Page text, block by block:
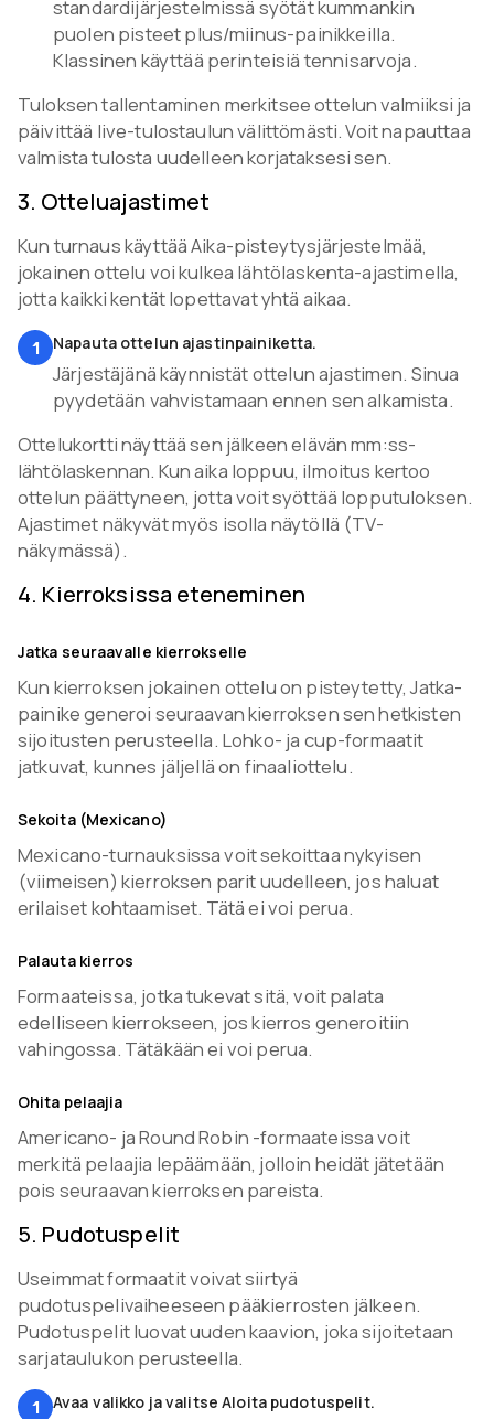
standardijärjestelmissä syötät kummankin
puolen pisteet plus/miinus-painikkeilla.
Klassinen käyttää perinteisiä tennisarvoja.
Tuloksen tallentaminen merkitsee ottelun valmiiksi ja
päivittää live-tulostaulun välittömästi. Voit napauttaa
valmista tulosta uudelleen korjataksesi sen.
3. Otteluajastimet
Kun turnaus käyttää Aika-pisteytysjärjestelmää,
jokainen ottelu voi kulkea lähtölaskenta-ajastimella,
jotta kaikki kentät lopettavat yhtä aikaa.
1 Napauta ottelun ajastinpainiketta.
Järjestäjänä käynnistät ottelun ajastimen. Sinua
pyydetään vahvistamaan ennen sen alkamista.
Ottelukortti näyttää sen jälkeen elävän mm:ss-
lähtölaskennan. Kun aika loppuu, ilmoitus kertoo
ottelun päättyneen, jotta voit syöttää lopputuloksen.
Ajastimet näkyvät myös isolla näytöllä (TV-
näkymässä).
4. Kierroksissa eteneminen
Jatka seuraavalle kierrokselle
Kun kierroksen jokainen ottelu on pisteytetty, Jatka-
painike generoi seuraavan kierroksen sen hetkisten
sijoitusten perusteella. Lohko- ja cup-formaatit
jatkuvat, kunnes jäljellä on finaaliottelu.
Sekoita (Mexicano)
Mexicano-turnauksissa voit sekoittaa nykyisen
(viimeisen) kierroksen parit uudelleen, jos haluat
erilaiset kohtaamiset. Tätä ei voi perua.
Palauta kierros
Formaateissa, jotka tukevat sitä, voit palata
edelliseen kierrokseen, jos kierros generoitiin
vahingossa. Tätäkään ei voi perua.
Ohita pelaajia
Americano- ja Round Robin -formaateissa voit
merkitä pelaajia lepäämään, jolloin heidät jätetään
pois seuraavan kierroksen pareista.
5. Pudotuspelit
Useimmat formaatit voivat siirtyä
pudotuspelivaiheeseen pääkierrosten jälkeen.
Pudotuspelit luovat uuden kaavion, joka sijoitetaan
sarjataulukon perusteella.
1 Avaa valikko ja valitse Aloita pudotuspelit.